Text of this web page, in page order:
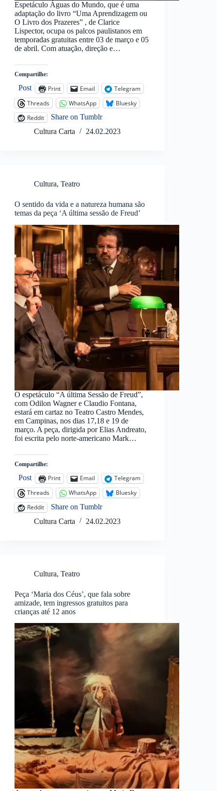
Espetáculo Águas do Mundo, que é uma
adaptação do livro “Uma Aprendizagem ou
O Livro dos Prazeres” , de Clarice
Lispector, ocupa os palcos paulistanos em
temporadas gratuitas entre 03 de março e 05
de abril. Com atuação, direção e…
Compartilhe:
Post Print Email
Telegram
Threads
WhatsApp
Bluesky
Reddit
Share on Tumblr
Cultura Carta
24.02.2023
Cultura, Teatro
O sentido da vida e a natureza humana são
temas da peça ‘A última sessão de Freud’
O espetáculo “A última Sessão de Freud”,
com Odilon Wagner e Claudio Fontana,
estará em cartaz no Teatro Castro Mendes,
em Campinas, nos dias 17,18 e 19 de
março. A peça, dirigida por Elias Andreato,
foi escrita pelo norte-americano Mark…
Compartilhe:
Post Print Email
Telegram
Threads
WhatsApp
Bluesky
Reddit
Share on Tumblr
Cultura Carta
24.02.2023
Cultura, Teatro
Peça ‘Maria dos Céus’, que fala sobre
amizade, tem ingressos gratuitos para
crianças até 12 anos